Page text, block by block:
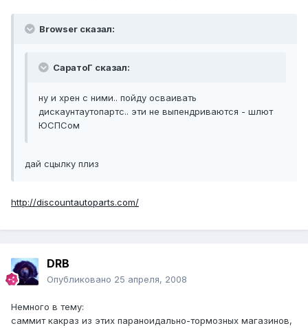
Browser сказал:
СаратоГ сказал:
ну и хрен с ними.. пойду осваивать
дискаунтаутопартс.. эти не выпендриваются - шлют
ЮСПСом
дай сцылку плиз
http://discountautoparts.com/
DRB
Опубликовано 25 апреля, 2008
Немного в тему:
саммит какраз из этих параноидально-тормозных магазинов,